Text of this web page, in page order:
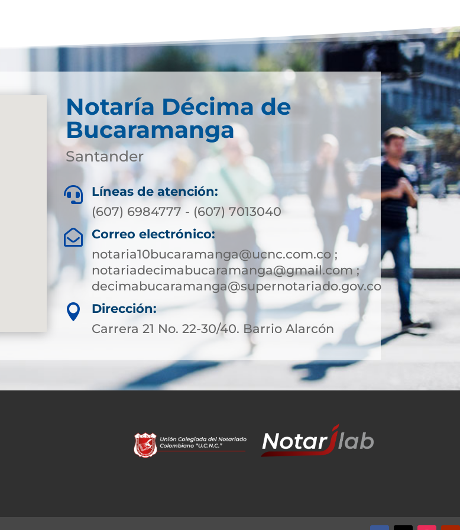
Notaría Décima de
Bucaramanga
Santander

Líneas de atención:
(607) 6984777 - (607) 7013040

Correo electrónico:
notaria10bucaramanga@ucnc.com.co ;
notariadecimabucaramanga@gmail.com ;
decimabucaramanga@supernotariado.gov.co

Dirección:
Carrera 21 No. 22-30/40. Barrio Alarcón